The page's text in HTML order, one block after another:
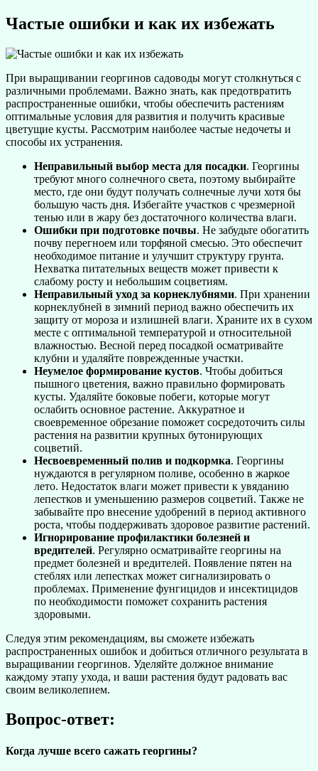
Частые ошибки и как их избежать
При выращивании георгинов садоводы могут столкнуться с
различными проблемами. Важно знать, как предотвратить
распространенные ошибки, чтобы обеспечить растениям
оптимальные условия для развития и получить красивые
цветущие кусты. Рассмотрим наиболее частые недочеты и
способы их устранения.
Неправильный выбор места для посадки. Георгины
требуют много солнечного света, поэтому выбирайте
место, где они будут получать солнечные лучи хотя бы
большую часть дня. Избегайте участков с чрезмерной
тенью или в жару без достаточного количества влаги.
Ошибки при подготовке почвы. Не забудьте обогатить
почву перегноем или торфяной смесью. Это обеспечит
необходимое питание и улучшит структуру грунта.
Нехватка питательных веществ может привести к
слабому росту и небольшим соцветиям.
Неправильный уход за корнеклубнями. При хранении
корнеклубней в зимний период важно обеспечить их
защиту от мороза и излишней влаги. Храните их в сухом
месте с оптимальной температурой и относительной
влажностью. Весной перед посадкой осматривайте
клубни и удаляйте поврежденные участки.
Неумелое формирование кустов. Чтобы добиться
пышного цветения, важно правильно формировать
кусты. Удаляйте боковые побеги, которые могут
ослабить основное растение. Аккуратное и
своевременное обрезание поможет сосредоточить силы
растения на развитии крупных бутонирующих
соцветий.
Несвоевременный полив и подкормка. Георгины
нуждаются в регулярном поливе, особенно в жаркое
лето. Недостаток влаги может привести к увяданию
лепестков и уменьшению размеров соцветий. Также не
забывайте про внесение удобрений в период активного
роста, чтобы поддерживать здоровое развитие растений.
Игнорирование профилактики болезней и
вредителей. Регулярно осматривайте георгины на
предмет болезней и вредителей. Появление пятен на
стеблях или лепестках может сигнализировать о
проблемах. Применение фунгицидов и инсектицидов
по необходимости поможет сохранить растения
здоровыми.
Следуя этим рекомендациям, вы сможете избежать
распространенных ошибок и добиться отличного результата в
выращивании георгинов. Уделяйте должное внимание
каждому этапу ухода, и ваши растения будут радовать вас
своим великолепием.
Вопрос-ответ:
Когда лучше всего сажать георгины?